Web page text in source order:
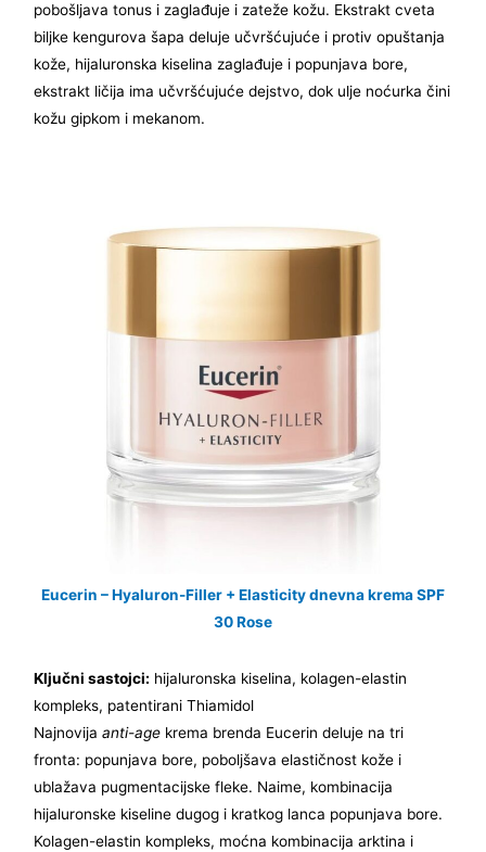
pobošljava tonus i zaglađuje i zateže kožu. Ekstrakt cveta
biljke kengurova šapa deluje učvršćujuće i protiv opuštanja
kože, hijaluronska kiselina zaglađuje i popunjava bore,
ekstrakt ličija ima učvršćujuće dejstvo, dok ulje noćurka čini
kožu gipkom i mekanom.
Eucerin – Hyaluron-Filler + Elasticity dnevna krema SPF
30 Rose
Ključni sastojci: hijaluronska kiselina, kolagen-elastin
kompleks, patentirani Thiamidol
Najnovijaanti-age krema brenda Eucerin deluje na tri
fronta: popunjava bore, poboljšava elastičnost kože i
ublažava pugmentacijske fleke. Naime, kombinacija
hijaluronske kiseline dugog i kratkog lanca popunjava bore.
Kolagen-elastin kompleks, moćna kombinacija arktina i